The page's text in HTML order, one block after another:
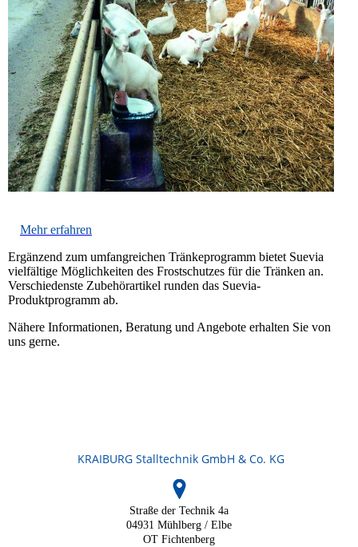
Mehr erfahren
Ergänzend zum umfangreichen Tränkeprogramm bietet Suevia
vielfältige Möglichkeiten des Frostschutzes für die Tränken an.
Verschiedenste Zubehörartikel runden das Suevia-
Produktprogramm ab.
Nähere Informationen, Beratung und Angebote erhalten Sie von
uns gerne.
KRAIBURG Stalltechnik GmbH & Co. KG
Straße der Technik 4a
04931 Mühlberg / Elbe
OT Fichtenberg